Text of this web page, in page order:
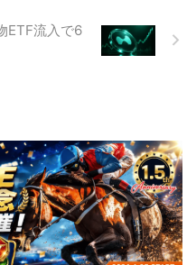
ETF流入で6